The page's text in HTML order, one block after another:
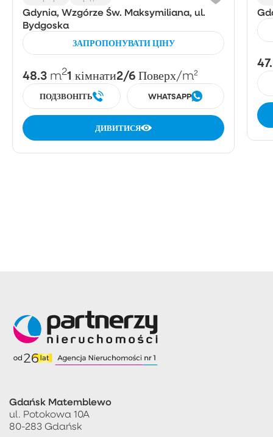
Gdynia, Wzgórze Św. Maksymiliana, ul.
Bydgoska
ЗАПРОПОНУВАТИ ЦІНУ
48.3 m21 кімнати2/6 Поверх/m²
ПОДЗВОНІТЬ WHATSAPP
ДИВИТИСЯ
Gdańsk Matemblewo
ul. Potokowa 10A
80-283 Gdańsk